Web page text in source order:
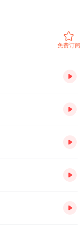
免费订阅